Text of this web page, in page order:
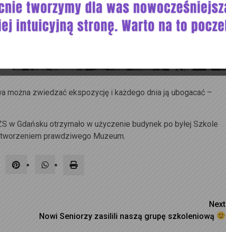
można zwiedzać ekspozycję i każdego dnia ją ubogacać –
w Gdańsku otrzymało w użyczenie budynek po byłej Szkole
prawdziwego Muzeum.
Next
Nowi Seniorzy zasilili naszą grupę szkoleniową